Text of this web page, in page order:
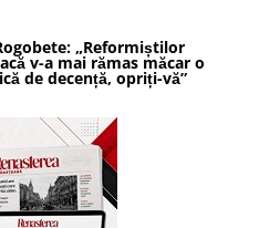
„Reformiștilor
v-a mai rămas măcar o
de decență, opriți-vă”